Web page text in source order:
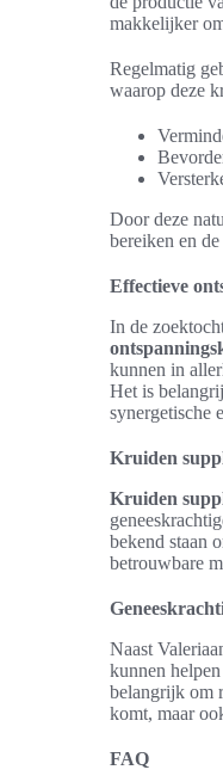
makkelijker
Regelmatig
waarop deze
Door deze
bereiken en
Effectieve
In de
kunnen in
Het is
synergetische
Kruiden
Kruiden
bekend staan
betrouwbare
Naast
kunnen
belangrijk om
komt, maar
FAQ